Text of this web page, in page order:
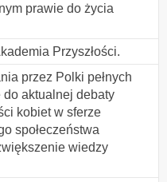
prawie do życia
Przyszłości.
przez Polki pełnych
do aktualnej debaty
kobiet w sferze
społeczeństwa
wiedzy